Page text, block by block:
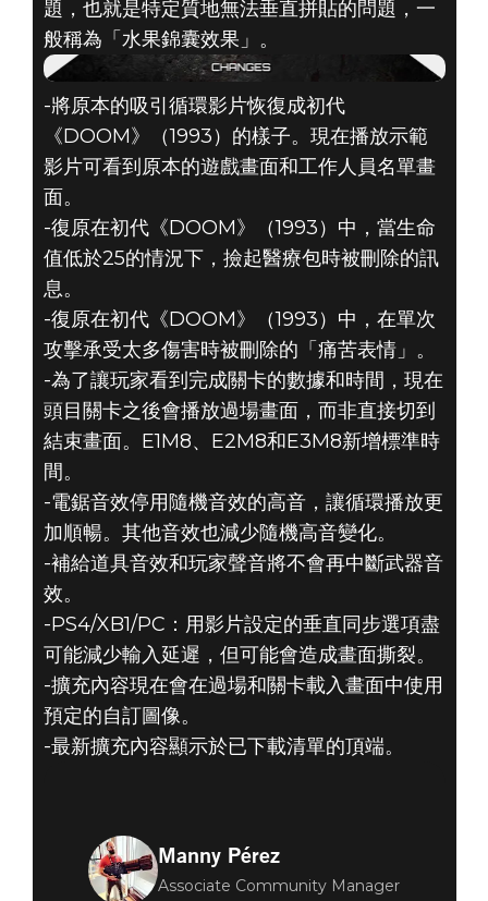
題，也就是特定質地無法垂直拼貼的問題，一
般稱為「水果錦囊效果」。
-將原本的吸引循環影片恢復成初代
《DOOM》（1993）的樣子。現在播放示範
影片可看到原本的遊戲畫面和工作人員名單畫
面。
-復原在初代《DOOM》（1993）中，當生命
值低於25的情況下，撿起醫療包時被刪除的訊
息。
-復原在初代《DOOM》（1993）中，在單次
攻擊承受太多傷害時被刪除的「痛苦表情」。
-為了讓玩家看到完成關卡的數據和時間，現在
頭目關卡之後會播放過場畫面，而非直接切到
結束畫面。E1M8、E2M8和E3M8新增標準時
間。
-電鋸音效停用隨機音效的高音，讓循環播放更
加順暢。其他音效也減少隨機高音變化。
-補給道具音效和玩家聲音將不會再中斷武器音
效。
-PS4/XB1/PC：用影片設定的垂直同步選項盡
可能減少輸入延遲，但可能會造成畫面撕裂。
-擴充內容現在會在過場和關卡載入畫面中使用
預定的自訂圖像。
-最新擴充內容顯示於已下載清單的頂端。
Manny Pérez
Associate Community Manager